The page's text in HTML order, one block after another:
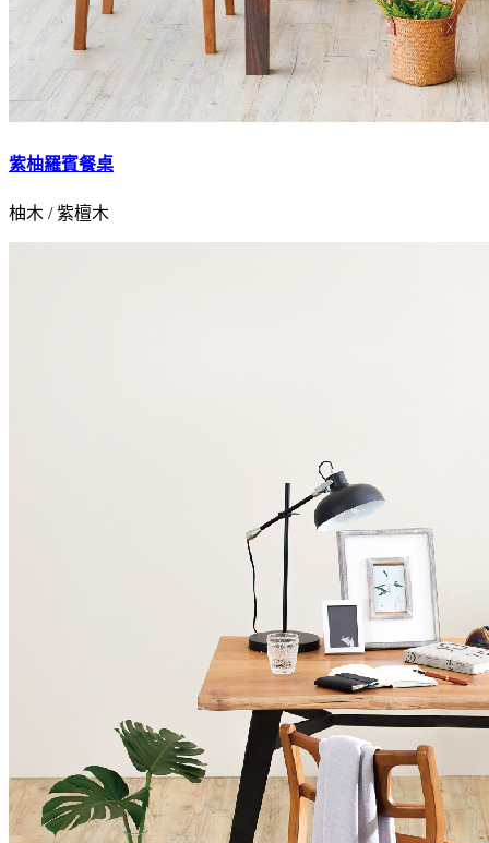
紫柚羅賓餐桌
柚木 / 紫檀木